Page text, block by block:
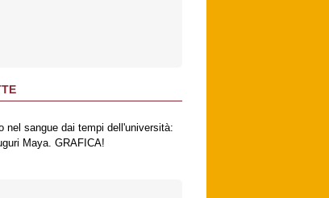
nel sangue dai tempi dell'università:
Maya. GRAFICA!